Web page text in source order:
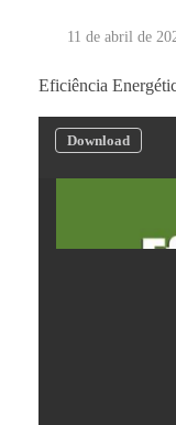
11 de abril de
Eficiência
Download